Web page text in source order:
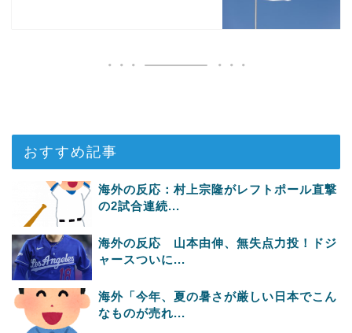
おすすめ記事
海外の反応：村上宗隆がレフトポール直撃
の2試合連続...
海外の反応 山本由伸、無失点力投！ドジ
ャースついに...
海外「今年、夏の暑さが厳しい日本でこん
なものが売れ...